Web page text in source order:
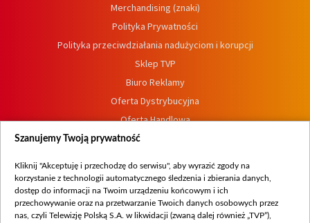
Merchandising (znaki)
Polityka Prywatności
Polityka przeciwdziałania nadużyciom i korupcji
Sklep TVP
Biuro Reklamy
Oferta Dystrybucyjna
Oferta Handlowa
Dostępność
Procedura zgłoszeń wewnętrznych
Szanujemy Twoją prywatność
Kliknij "Akceptuję i przechodzę do serwisu", aby wyrazić zgody na
korzystanie z technologii automatycznego śledzenia i zbierania danych,
dostęp do informacji na Twoim urządzeniu końcowym i ich
przechowywanie oraz na przetwarzanie Twoich danych osobowych przez
nas, czyli Telewizję Polską S.A. w likwidacji (zwaną dalej również „TVP”),